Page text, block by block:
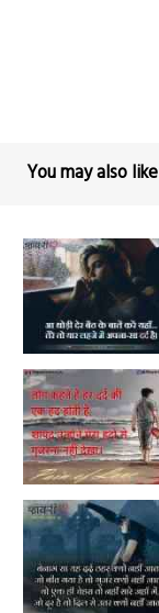
You may also like